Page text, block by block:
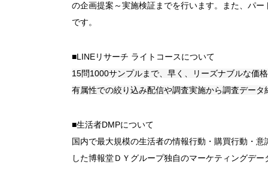
の企画提案～実施検証までを行います。また、パ
です。
■LINEリサーチ ライトコースについて
15問1000サンプルまで、早く、リーズナブルな価
有属性での絞り込み配信や調査実施から調査デー
■生活者DMPについて
国内で最大規模の生活者の情報行動・購買行動・
した博報堂ＤＹグループ独自のマーケティングデ